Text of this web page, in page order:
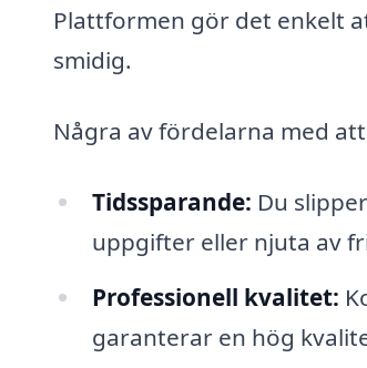
Plattformen gör det enkelt
smidig.
Några av fördelarna med
Tidssparande: Du
uppgifter eller njuta av
Professionell kvalitet:
garanterar en hög